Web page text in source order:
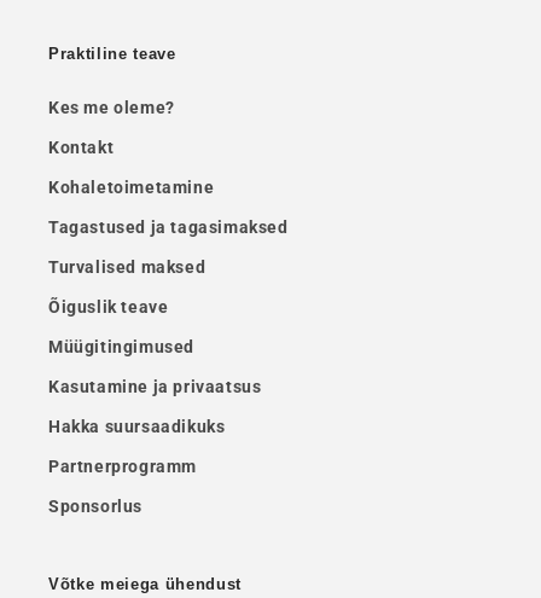
Praktiline teave
Kes me oleme?
Kontakt
Kohaletoimetamine
Tagastused ja tagasimaksed
Turvalised maksed
Õiguslik teave
Müügitingimused
Kasutamine ja privaatsus
Hakka suursaadikuks
Partnerprogramm
Sponsorlus
Võtke meiega ühendust